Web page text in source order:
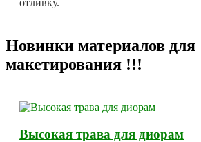
отливку.
Новинки материалов для
макетирования !!!
Высокая трава для диорам